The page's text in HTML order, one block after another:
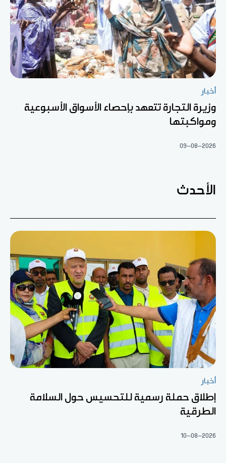
أخبار
وزيرة التجارة تتعهد بإحصاء الأسواق الأسبوعية
ومواكبتها
09-08-2026
الأحدث
أخبار
إطلاق حملة رسمية للتحسيس حول السلامة
الطرقية
10-08-2026